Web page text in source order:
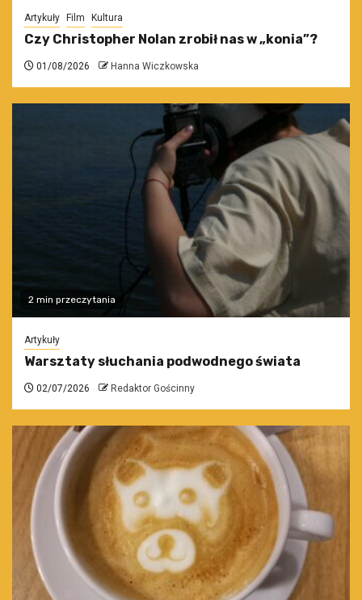
Artykuły Film Kultura
Czy Christopher Nolan zrobił nas w „konia”?
01/08/2026 Hanna Wiczkowska
2 min przeczytania
Artykuły
Warsztaty słuchania podwodnego świata
02/07/2026 Redaktor Gościnny